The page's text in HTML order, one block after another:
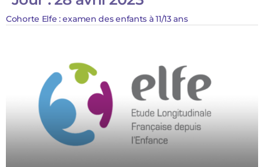
Cohorte Elfe : examen des enfants à 11/13 ans